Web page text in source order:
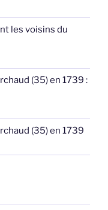
les voisins du
(35) en 1739 :
(35) en 1739